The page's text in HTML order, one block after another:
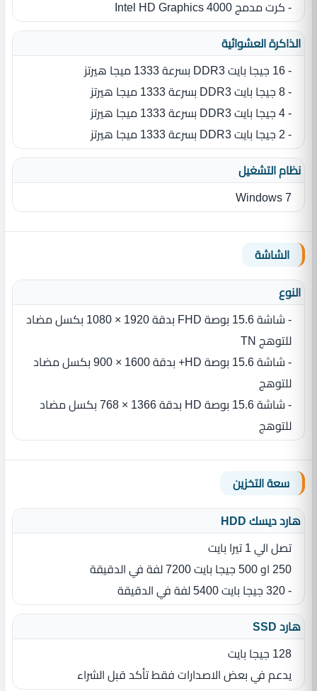
- كرت مدمج Intel HD Graphics 4000
الذاكرة العشوائية
- 16 جيجا بايت DDR3 بسرعة 1333 ميجا هيرتز
- 8 جيجا بايت DDR3 بسرعة 1333 ميجا هيرتز
- 4 جيجا بايت DDR3 بسرعة 1333 ميجا هيرتز
- 2 جيجا بايت DDR3 بسرعة 1333 ميجا هيرتز
نظام التشغيل
Windows 7
الشاشة
النوع
- شاشة 15.6 بوصة FHD بدقة 1920 × 1080 بكسل مضاد
للتوهج TN
- شاشة 15.6 بوصة HD+ بدقة 1600 × 900 بكسل مضاد
للتوهج
- شاشة 15.6 بوصة HD بدقة 1366 × 768 بكسل مضاد
للتوهج
سعة التخزين
هارد ديسك HDD
تصل الي 1 تيرا بايت
250 او 500 جيجا بايت 7200 لفة في الدقيقة
- 320 جيجا بايت 5400 لفة في الدقيقة
هارد SSD
128 جيجا بايت
يدعم في بعض الاصدارات فقط تأكد قبل الشراء